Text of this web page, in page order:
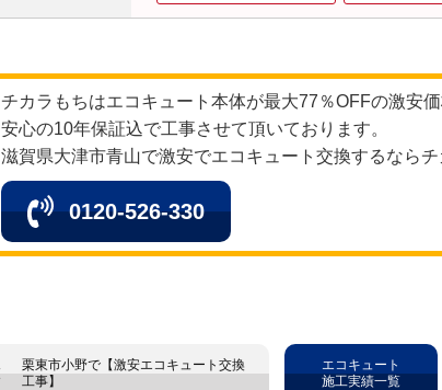
チカラもちはエコキュート本体が最大77％OFFの激安価
安心の10年保証込で工事させて頂いております。
滋賀県大津市青山で激安でエコキュート交換するならチ
0120-526-330
栗東市小野で【激安エコキュート交換
工事】
エコキュート
施工実績一覧